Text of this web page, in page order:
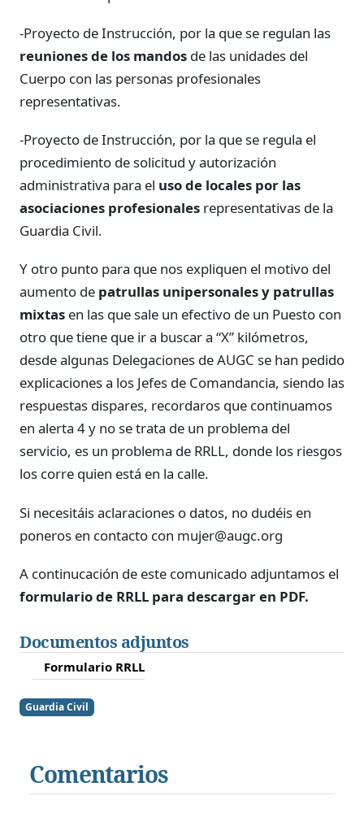
-Proyecto de Instrucción, por la que se regulan las
reuniones de los mandos de las unidades del
Cuerpo con las personas profesionales
representativas.
-Proyecto de Instrucción, por la que se regula el
procedimiento de solicitud y autorización
administrativa para el uso de locales por las
asociaciones profesionales representativas de la
Guardia Civil.
Y otro punto para que nos expliquen el motivo del
aumento de patrullas unipersonales y patrullas
mixtas en las que sale un efectivo de un Puesto con
otro que tiene que ir a buscar a “X” kilómetros,
desde algunas Delegaciones de AUGC se han pedido
explicaciones a los Jefes de Comandancia, siendo las
respuestas dispares, recordaros que continuamos
en alerta 4 y no se trata de un problema del
servicio, es un problema de RRLL, donde los riesgos
los corre quien está en la calle.
Si necesitáis aclaraciones o datos, no dudéis en
poneros en contacto con mujer@augc.org
A continucación de este comunicado adjuntamos el
formulario de RRLL para descargar en PDF.
Documentos adjuntos
Formulario RRLL
Guardia Civil
Comentarios